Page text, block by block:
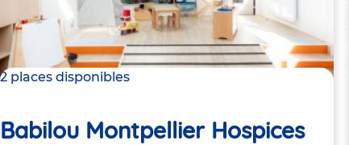
2 places disponibles
Babilou Montpellier Hospices